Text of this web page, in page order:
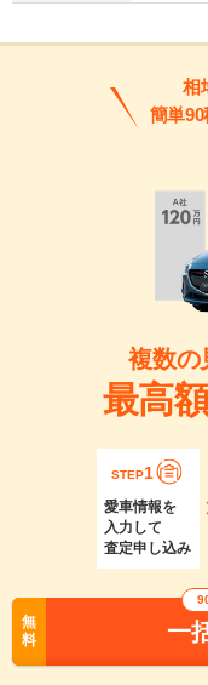
相
簡単90
複数の
最高
STEP1
愛車情報を
入力して
査定申し込み
無
料
一